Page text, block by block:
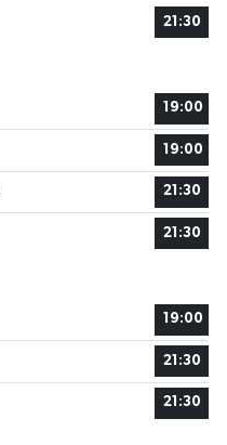
21:30
19:00
19:00
21:30
21:30
19:00
21:30
21:30